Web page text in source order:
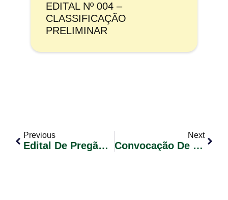
EDITAL Nº 004 –
CLASSIFICAÇÃO
PRELIMINAR
Previous
Edital De Pregão Eletrônico Nº 011/2024 – Registro De Preços Para Aquisição De Cargas De Gás Liquefeito De Petróleo GLP
Next
Convocação De Candidatos Classificados – Concurso Público 02/2023 – Edital Nº 13 (Atendente De Educação)